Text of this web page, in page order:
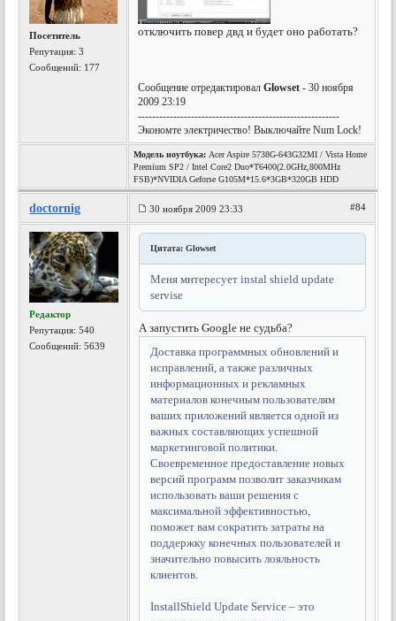
Посетитель
Репутация:3
Сообщений: 177
отключить повер двд и будет оно работать?
Сообщение отредактировалGlowset - 30 ноября
2009 23:19
---------------------------------------------------------
Экономте электричество! Выключайте Num Lock!
Модель ноутбука: Acer Aspire 5738G-643G32MI / Vista Home
Premium SP2 / Intel Core2 Duo*T6400(2.0GHz,800MHz
FSB)*NVIDIA Geforse G105M*15.6*3GB*320GB HDD
doctornig 30 ноября 2009 23:33 #84
Редактор
Репутация:540
Сообщений: 5639
Цитата: Glowset
Меня мнтересует instal shield update
servise
А запустить Google не судьба?
Доставка программных обновлений и
исправлений, а также различных
информационных и рекламных
материалов конечным пользователям
ваших приложений является одной из
важных составляющих успешной
маркетинговой политики.
Своевременное предоставление новых
версий программ позволит заказчикам
использовать ваши решения с
максимальной эффективностью,
поможет вам сократить затраты на
поддержку конечных пользователей и
значительно повысить лояльность
клиентов.
InstallShield Update Service – это